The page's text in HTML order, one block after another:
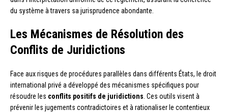
du système à travers sa jurisprudence abondante.
Les Mécanismes de Résolution des
Conflits de Juridictions
Face aux risques de procédures parallèles dans différents États, le droit
international privé a développé des mécanismes spécifiques pour
résoudre les conflits positifs de juridictions . Ces outils visent à
prévenir les jugements contradictoires et à rationaliser le contentieux